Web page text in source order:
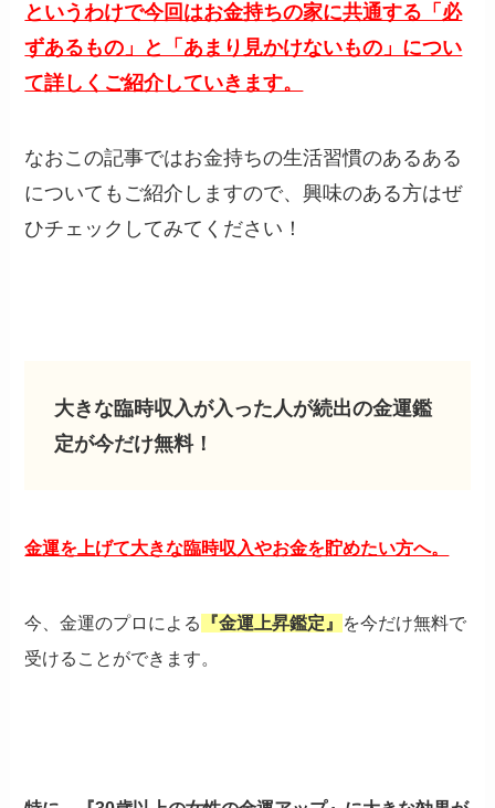
というわけで今回はお金持ちの家に共通する「必
ずあるもの」と「あまり見かけないもの」につい
て詳しくご紹介していきます。
なおこの記事ではお金持ちの生活習慣のあるある
についてもご紹介しますので、興味のある方はぜ
ひチェックしてみてください！
大きな臨時収入が入った人が続出の金運鑑
定が今だけ無料！
金運を上げて大きな臨時収入やお金を貯めたい方へ。
今、金運のプロによる 『金運上昇鑑定』 を今だけ無料で
受けることができます。